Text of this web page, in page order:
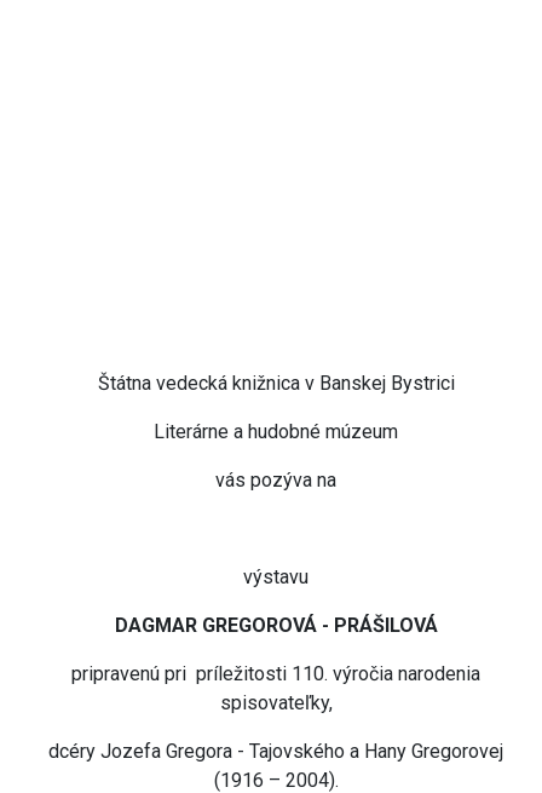
Štátna vedecká knižnica v Banskej Bystrici
Literárne a hudobné múzeum
vás pozýva na
výstavu
DAGMAR GREGOROVÁ - PRÁŠILOVÁ
pripravenú pri príležitosti 110. výročia narodenia
spisovateľky,
dcéry Jozefa Gregora - Tajovského a Hany Gregorovej
(1916 – 2004).